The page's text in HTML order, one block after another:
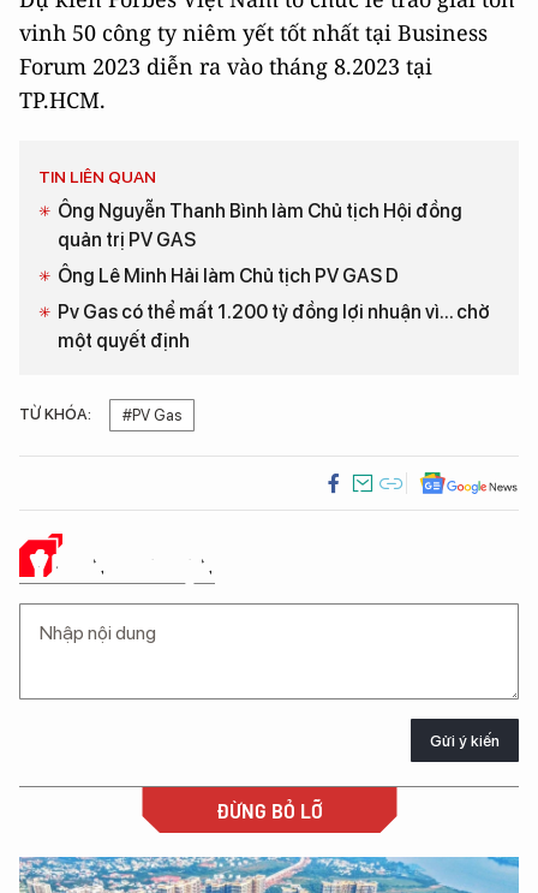
vinh 50 công ty niêm yết tốt nhất tại Business
Forum 2023 diễn ra vào tháng 8.2023 tại
TP.HCM.
TIN LIÊN QUAN
Ông Nguyễn Thanh Bình làm Chủ tịch Hội đồng
quản trị PV GAS
Ông Lê Minh Hải làm Chủ tịch PV GAS D
Pv Gas có thể mất 1.200 tỷ đồng lợi nhuận vì... chờ
một quyết định
TỪ KHÓA: #PV Gas
Ý KIẾN CỦA BẠN
Gửi ý kiến
ĐỪNG BỎ LỠ